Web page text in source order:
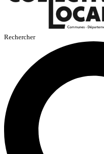
Rechercher